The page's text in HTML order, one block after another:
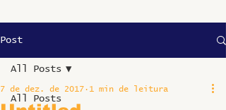
Post
All Posts
All Posts
7 de dez. de 2017 1 min de leitura